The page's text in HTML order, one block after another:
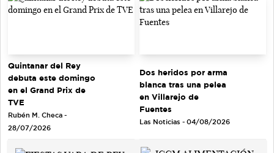
Quintanar del Rey
debuta este domingo
en el Grand Prix de
TVE
Rubén M. Checa -
28/07/2026
Dos heridos por arma
blanca tras una pelea
en Villarejo de
Fuentes
Las Noticias - 04/08/2026